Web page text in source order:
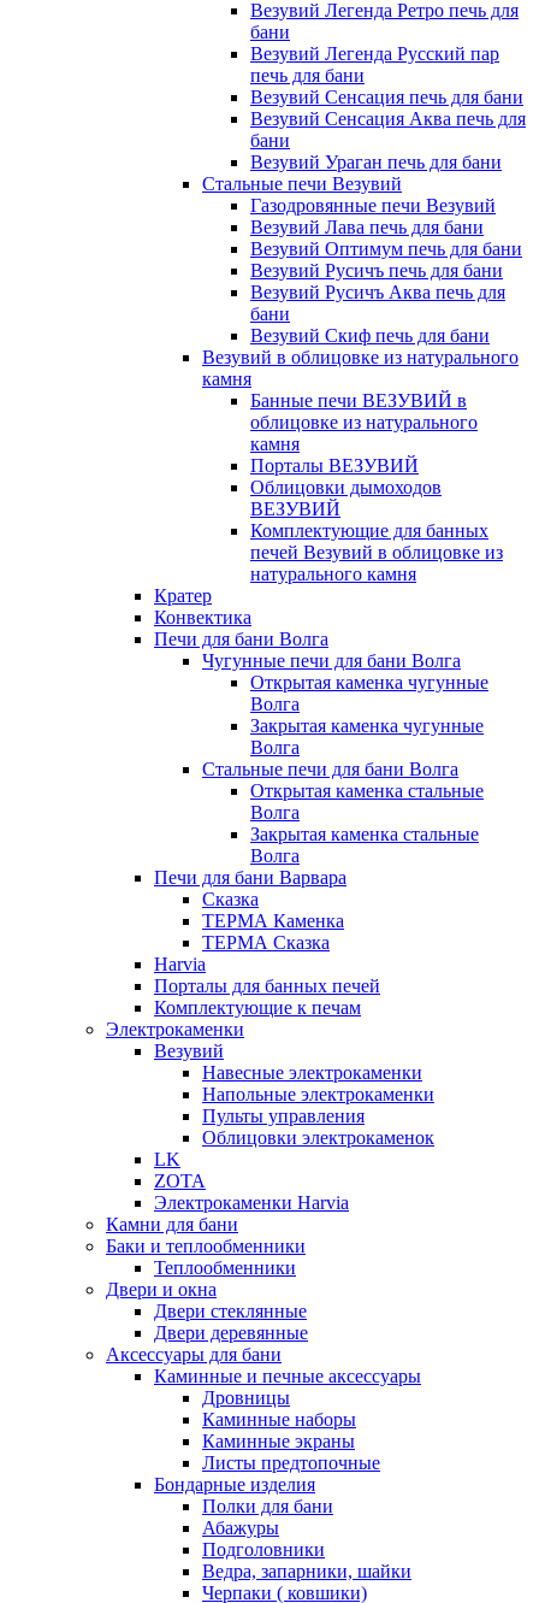
Везувий Легенда Ретро печь для
бани
Везувий Легенда Русский пар
печь для бани
Везувий Сенсация печь для бани
Везувий Сенсация Аква печь для
бани
Везувий Ураган печь для бани
Стальные печи Везувий
Газодровянные печи Везувий
Везувий Лава печь для бани
Везувий Оптимум печь для бани
Везувий Русичъ печь для бани
Везувий Русичъ Аква печь для
бани
Везувий Скиф печь для бани
Везувий в облицовке из натурального
камня
Банные печи ВЕЗУВИЙ в
облицовке из натурального
камня
Порталы ВЕЗУВИЙ
Облицовки дымоходов
ВЕЗУВИЙ
Комплектующие для банных
печей Везувий в облицовке из
натурального камня
Кратер
Конвектика
Печи для бани Волга
Чугунные печи для бани Волга
Открытая каменка чугунные
Волга
Закрытая каменка чугунные
Волга
Стальные печи для бани Волга
Открытая каменка стальные
Волга
Закрытая каменка стальные
Волга
Печи для бани Варвара
Сказка
ТЕРМА Каменка
ТЕРМА Сказка
Harvia
Порталы для банных печей
Комплектующие к печам
Электрокаменки
Везувий
Навесные электрокаменки
Напольные электрокаменки
Пульты управления
Облицовки электрокаменок
LK
ZOTA
Электрокаменки Harvia
Камни для бани
Баки и теплообменники
Теплообменники
Двери и окна
Двери стеклянные
Двери деревянные
Аксессуары для бани
Каминные и печные аксессуары
Дровницы
Каминные наборы
Каминные экраны
Листы предтопочные
Бондарные изделия
Полки для бани
Абажуры
Подголовники
Ведра, запарники, шайки
Черпаки ( ковшики)